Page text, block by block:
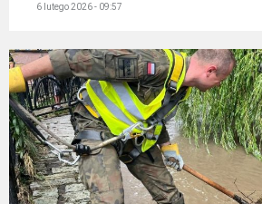
6 lutego 2026 - 09:57